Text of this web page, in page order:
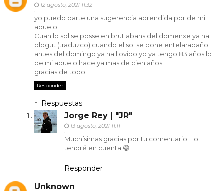
12 agosto, 2021 11:32
yo puedo darte una sugerencia aprendida por de mi
abuelo
Cuan lo sol se posse en brut abans del domenxe ya ha
plogut (traduzco) cuando el sol se pone entelaradaño
antes del domingo ya ha llovido yo ya tengo 83 años lo
de mi abuelo hace ya mas de cien años
gracias de todo
Responder
Respuestas
Jorge Rey | "JR"
13 agosto, 2021 11:11
Muchísimas gracias por tu comentario! Lo
tendré en cuenta 😁
Responder
Unknown